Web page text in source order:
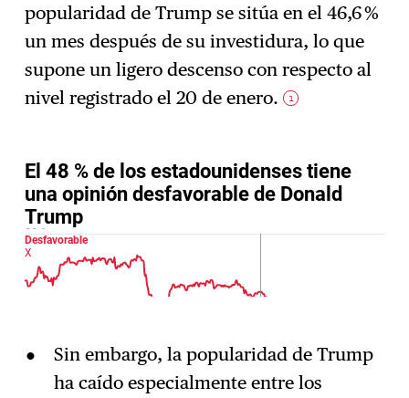
→ Suscríbase
popularidad de Trump se sitúa en el 46,6 %
un mes después de su investidura, lo que
supone un ligero descenso con respecto al
nivel registrado el 20 de enero. 1
Sin embargo, la popularidad de Trump
ha caído especialmente entre los